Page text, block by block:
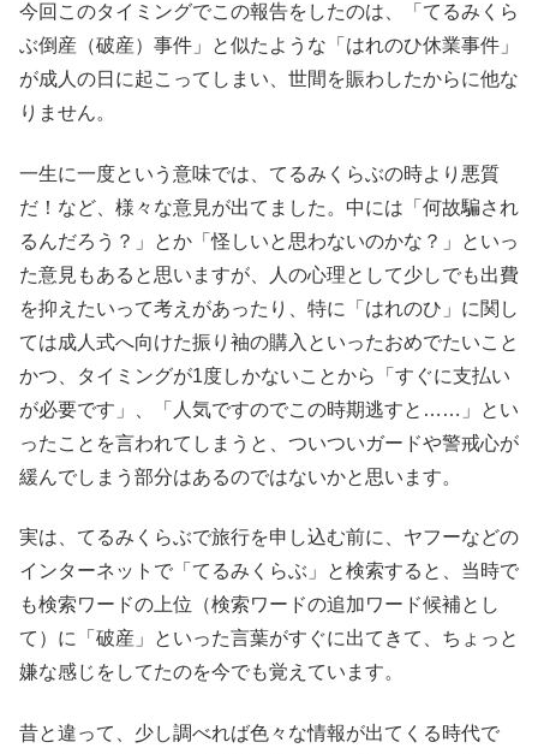
今回このタイミングでこの報告をしたのは、「てるみくら
ぶ倒産（破産）事件」と似たような「はれのひ休業事件」
が成人の日に起こってしまい、世間を賑わしたからに他な
りません。
一生に一度という意味では、てるみくらぶの時より悪質
だ！など、様々な意見が出てました。中には「何故騙され
るんだろう？」とか「怪しいと思わないのかな？」といっ
た意見もあると思いますが、人の心理として少しでも出費
を抑えたいって考えがあったり、特に「はれのひ」に関し
ては成人式へ向けた振り袖の購入といったおめでたいこと
かつ、タイミングが1度しかないことから「すぐに支払い
が必要です」、「人気ですのでこの時期逃すと……」とい
ったことを言われてしまうと、ついついガードや警戒心が
緩んでしまう部分はあるのではないかと思います。
実は、てるみくらぶで旅行を申し込む前に、ヤフーなどの
インターネットで「てるみくらぶ」と検索すると、当時で
も検索ワードの上位（検索ワードの追加ワード候補とし
て）に「破産」といった言葉がすぐに出てきて、ちょっと
嫌な感じをしてたのを今でも覚えています。
昔と違って、少し調べれば色々な情報が出てくる時代で